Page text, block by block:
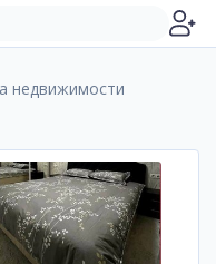
недвижимости